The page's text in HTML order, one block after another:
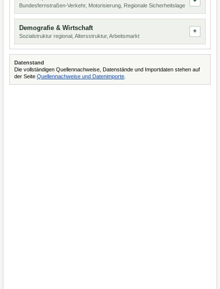
Bundesfernstraßen-Verkehr, Motorisierung, Regionale Sicherheitslage
Demografie & Wirtschaft
Sozialstruktur regional, Altersstruktur, Arbeitsmarkt
Datenstand
Die vollständigen Quellennachweise, Datenstände und Importdaten stehen auf
der Seite Quellennachweise und Datenimporte